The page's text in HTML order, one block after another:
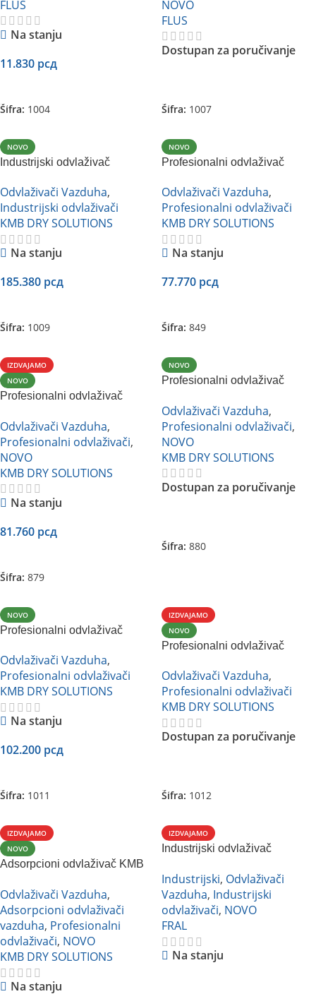
FLUS
Na stanju
11.830 рсд
Šifra: 1004
NOVO
FLUS
Dostupan za poručivanje
Šifra: 1007
NOVO
Industrijski odvlaživač
Odvlaživači Vazduha,
Industrijski odvlaživači
KMB DRY SOLUTIONS
Na stanju
185.380 рсд
Šifra: 1009
NOVO
Profesionalni odvlaživač
Odvlaživači Vazduha,
Profesionalni odvlaživači
KMB DRY SOLUTIONS
Na stanju
77.770 рсд
Šifra: 849
IZDVAJAMO
NOVO
Profesionalni odvlaživač
Odvlaživači Vazduha,
Profesionalni odvlaživači,
NOVO
KMB DRY SOLUTIONS
Na stanju
81.760 рсд
Šifra: 879
NOVO
Profesionalni odvlaživač
Odvlaživači Vazduha,
Profesionalni odvlaživači,
NOVO
KMB DRY SOLUTIONS
Dostupan za poručivanje
Šifra: 880
NOVO
Profesionalni odvlaživač
Odvlaživači Vazduha,
Profesionalni odvlaživači
KMB DRY SOLUTIONS
Na stanju
102.200 рсд
Šifra: 1011
IZDVAJAMO
NOVO
Profesionalni odvlaživač
Odvlaživači Vazduha,
Profesionalni odvlaživači
KMB DRY SOLUTIONS
Dostupan za poručivanje
Šifra: 1012
IZDVAJAMO
NOVO
Adsorpcioni odvlaživač KMB
Odvlaživači Vazduha,
Adsorpcioni odvlaživači
vazduha, Profesionalni
odvlaživači, NOVO
KMB DRY SOLUTIONS
Na stanju
IZDVAJAMO
Industrijski odvlaživač
Industrijski, Odvlaživači
Vazduha, Industrijski
odvlaživači, NOVO
FRAL
Na stanju